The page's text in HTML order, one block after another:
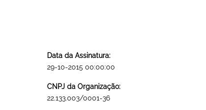
Data da Assinatura:
29-10-2015 00:00:00
CNPJ da Organização:
22.133.003/0001-36